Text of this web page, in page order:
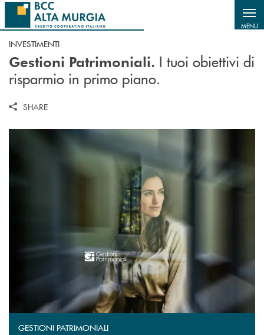
Salta al contenuto principale
MENU
INVESTIMENTI
Gestioni Patrimoniali. I tuoi obiettivi di
risparmio in primo piano.
SHARE
GESTIONI PATRIMONIALI